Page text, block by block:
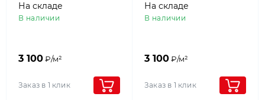
На складе
В наличии
3 100₽/м²
Заказ в 1 клик
На складе
В наличии
3 100₽/м²
Заказ в 1 клик